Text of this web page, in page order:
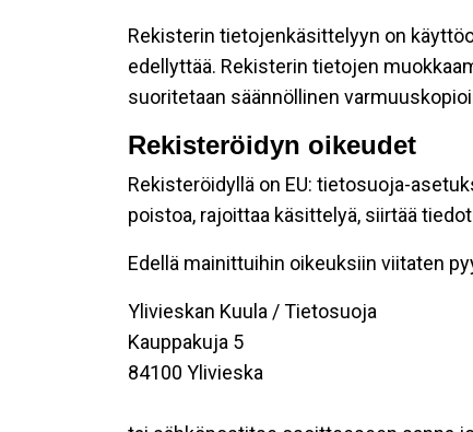
Rekisterin tietojenkäsittelyyn on
edellyttää. Rekisterin tietojen
suoritetaan säännöllinen
Rekisteröidyn oikeudet
Rekisteröidyllä on EU: tietosuoja-
poistoa, rajoittaa käsittelyä, siirtää
Edellä mainittuihin oikeuksiin viitaten
Ylivieskan Kuula / Tietosuoja
Kauppakuja 5
84100 Ylivieska